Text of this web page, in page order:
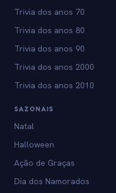
Trivia dos anos 70
Trivia dos anos 80
Trivia dos anos 90
Trivia dos anos 2000
Trivia dos anos 2010
SAZONAIS
Natal
Halloween
Ação de Graças
Dia dos Namorados